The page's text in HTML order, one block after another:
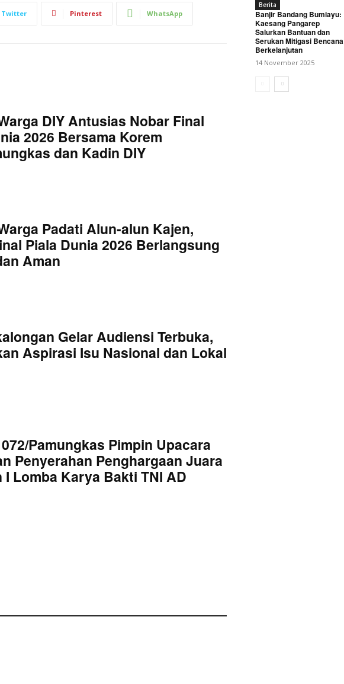
KDM : Subsidi Sekolah di Jabar Kini Syaratkan Pengelolaan Sampah
Twitter Pinterest WhatsApp
DIY Antusias Nobar Final
2026 Bersama Korem
dan Kadin DIY
Padati Alun-alun Kajen,
Piala Dunia 2026 Berlangsung
Aman
Gelar Audiensi Terbuka,
Aspirasi Isu Nasional dan Lokal
Pamungkas Pimpin Upacara
Penyerahan Penghargaan Juara
I Lomba Karya Bakti TNI AD
Berita
Banjir Bandang Bumiayu:
Kaesang Pangarep
Salurkan Bantuan dan
Serukan Mitigasi Bencana
Berkelanjutan
14 November 2025